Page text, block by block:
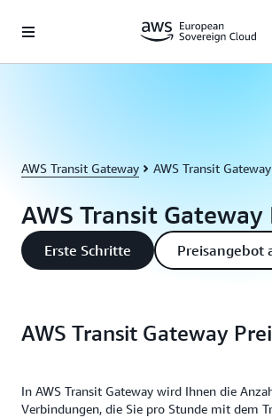
AWS Transit Gateway AWS Transit
AWS Transit Gateway
Erste Schritte Preisangebot
AWS Transit Gateway
In AWS Transit Gateway wird Ihnen die
Verbindungen, die Sie pro Stunde mit dem